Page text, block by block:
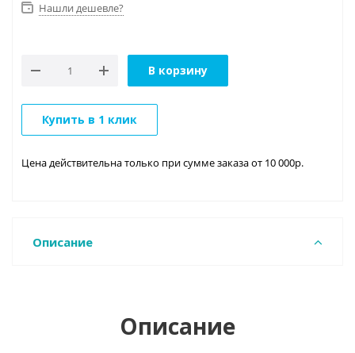
Нашли дешевле?
В корзину
Купить в 1 клик
Цена действительна только при сумме заказа от 10 000р.
Описание
Описание